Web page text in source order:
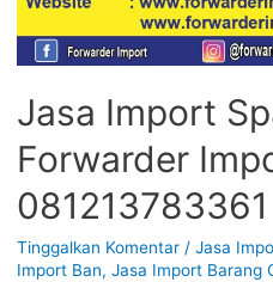
Jasa Import
Forwarder
081213783361
Tinggalkan Komentar / Jasa
Import Ban, Jasa Import Barang